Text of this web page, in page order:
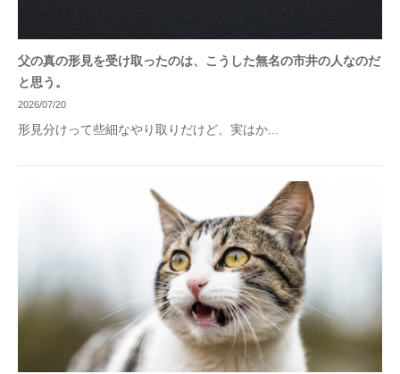
父の真の形見を受け取ったのは、こうした無名の市井の人なのだ
と思う。
2026/07/20
形見分けって些細なやり取りだけど、実はか...